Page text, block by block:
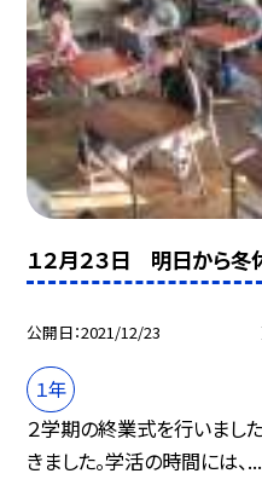
１２月２３日 明日から
公開日 2021/12/23
１年
２学期の終業式を行いまし
きました。学活の時間には、...